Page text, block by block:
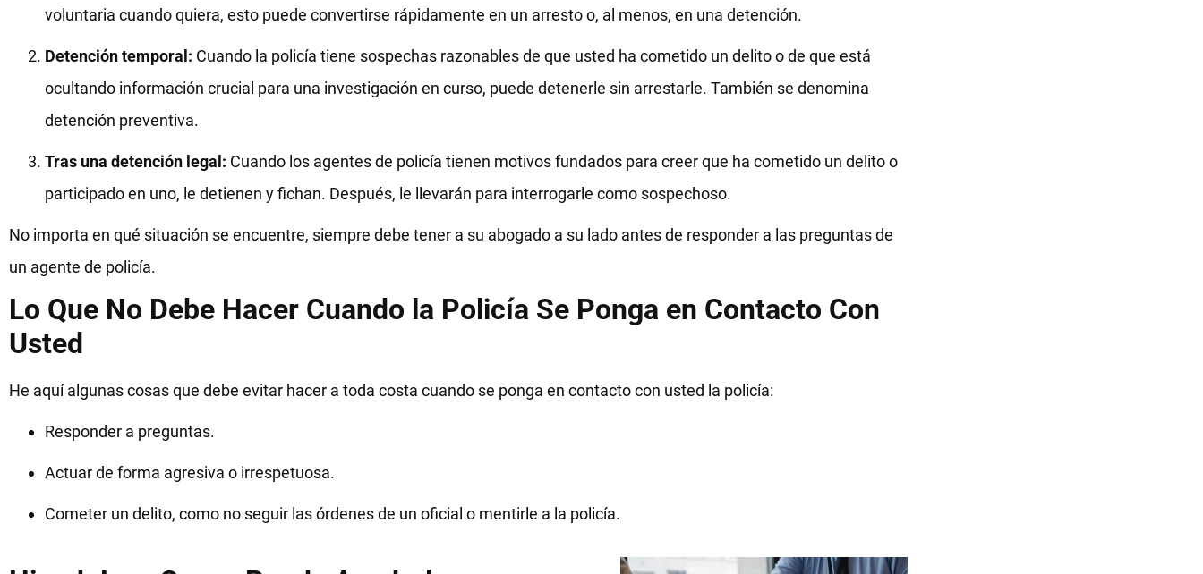
voluntaria cuando quiera, esto puede convertirse rápidamente en un arresto o, al menos, en una detención.
Detención temporal: Cuando la policía tiene sospechas razonables de que usted ha cometido un delito o de que está
ocultando información crucial para una investigación en curso, puede detenerle sin arrestarle. También se denomina
detención preventiva.
Tras una detención legal: Cuando los agentes de policía tienen motivos fundados para creer que ha cometido un delito o
participado en uno, le detienen y fichan. Después, le llevarán para interrogarle como sospechoso.
No importa en qué situación se encuentre, siempre debe tener a su abogado a su lado antes de responder a las preguntas de
un agente de policía.
Lo Que No Debe Hacer Cuando la Policía Se Ponga en Contacto Con
Usted
He aquí algunas cosas que debe evitar hacer a toda costa cuando se ponga en contacto con usted la policía:
Responder a preguntas.
Actuar de forma agresiva o irrespetuosa.
Cometer un delito, como no seguir las órdenes de un oficial o mentirle a la policía.